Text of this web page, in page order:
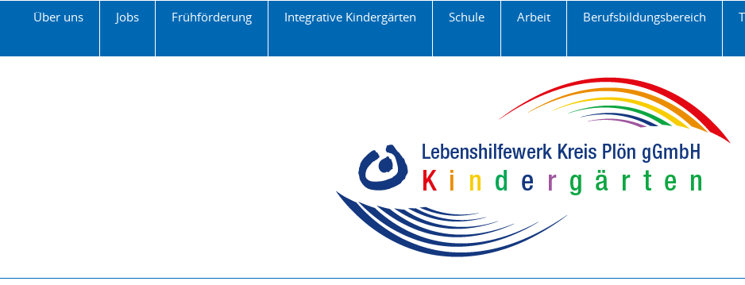
Navigation
Über uns Jobs Frühförderung Integrative Kindergärten Schule Arbeit Berufsbildungsbereich